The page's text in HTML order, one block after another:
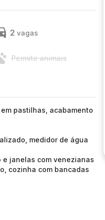
2 vagas
Permite animais
pastilhas, acabamento
medidor de água
e janelas com venezianas
cozinha com bancadas